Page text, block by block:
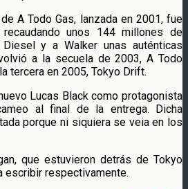
A Todo Gas, lanzada en 2001, fue
unos 144 millones de
y a Walker unas auténticas
a la secuela de 2003, A Todo
tercera en 2005, Tokyo Drift.
Lucas Black como protagonista
al final de la entrega. Dicha
porque ni siquiera se veia en los
que estuvieron detrás de Tokyo
escribir respectivamente.